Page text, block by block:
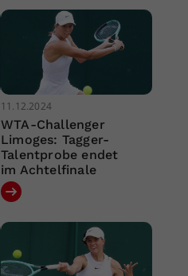
11.12.2024
WTA-Challenger
Limoges: Tagger-
Talentprobe endet
im Achtelfinale